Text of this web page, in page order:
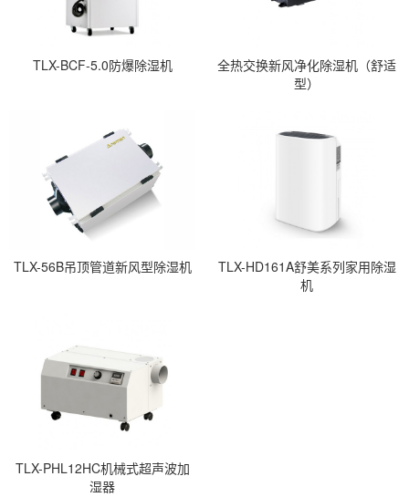
TLX-BCF-5.0防爆除湿机
全热交换新风净化除湿机（舒适
型）
TLX-56B吊顶管道新风型除湿机
TLX-HD161A舒美系列家用除湿
机
TLX-PHL12HC机械式超声波加
湿器